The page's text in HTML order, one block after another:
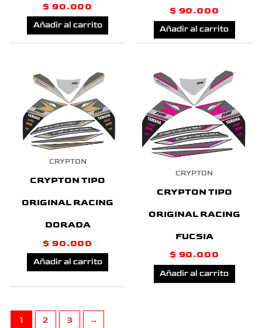
$ 90.000
Añadir al carrito
$ 90.000
Añadir al carrito
CRYPTON
CRYPTON TIPO
ORIGINAL RACING
DORADA
$ 90.000
Añadir al carrito
CRYPTON
CRYPTON TIPO
ORIGINAL RACING
FUCSIA
$ 90.000
Añadir al carrito
1 2 3 →